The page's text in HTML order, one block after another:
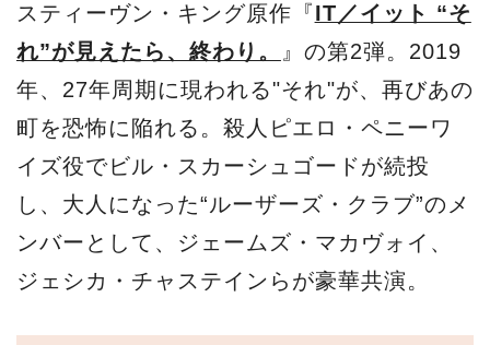
スティーヴン・キング原作『IT／イット “そ
れ”が見えたら、終わり。
』の第2弾。2019
年、27年周期に現われる"それ"が、再びあの
町を恐怖に陥れる。殺人ピエロ・ペニーワ
イズ役でビル・スカーシュゴードが続投
し、大人になった“ルーザーズ・クラブ”のメ
ンバーとして、ジェームズ・マカヴォイ、
ジェシカ・チャステインらが豪華共演。